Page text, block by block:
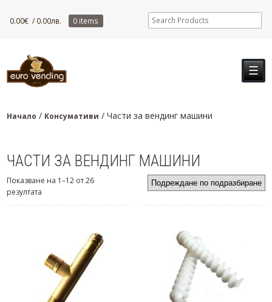
0.00€ / 0.00лв. 0 items
☰
Начало / Консумативи / Части за вендинг машини
ЧАСТИ ЗА ВЕНДИНГ МАШИНИ
Показване на 1–12 от 26
резултата